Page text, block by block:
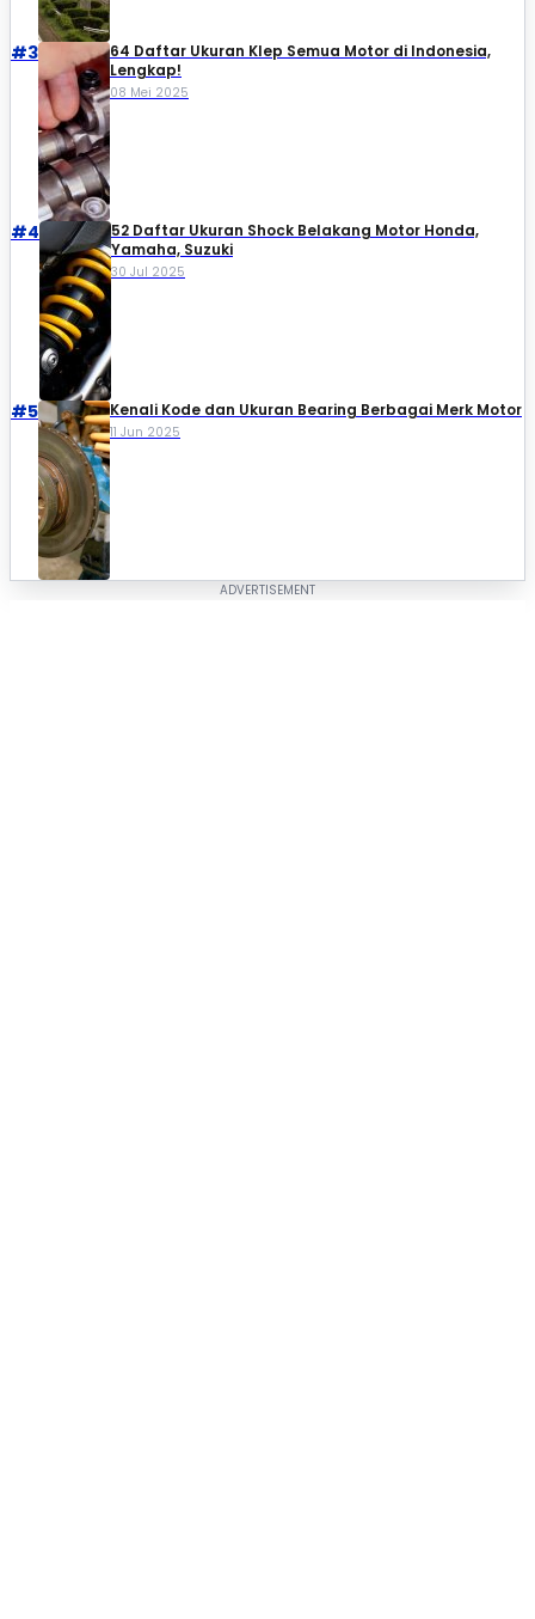
#3
64 Daftar Ukuran Klep Semua Motor di Indonesia,
Lengkap!
08 Mei 2025
#4
52 Daftar Ukuran Shock Belakang Motor Honda,
Yamaha, Suzuki​
30 Jul 2025
#5 Kenali Kode dan Ukuran Bearing Berbagai Merk Motor
11 Jun 2025